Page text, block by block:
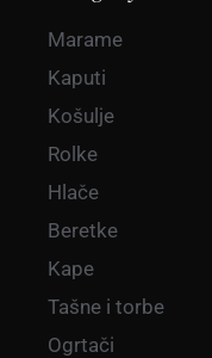
Marame
Kaputi
Košulje
Rolke
Hlače
Beretke
Kape
Tašne i torbe
Ogrtači